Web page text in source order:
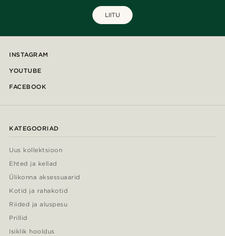
LIITU
INSTAGRAM
YOUTUBE
FACEBOOK
KATEGOORIAD
Uus kollektsioon
Ehted ja kellad
Ülikonna aksessuaarid
Kotid ja rahakotid
Riided ja aluspesu
Prillid
Isiklik hooldus